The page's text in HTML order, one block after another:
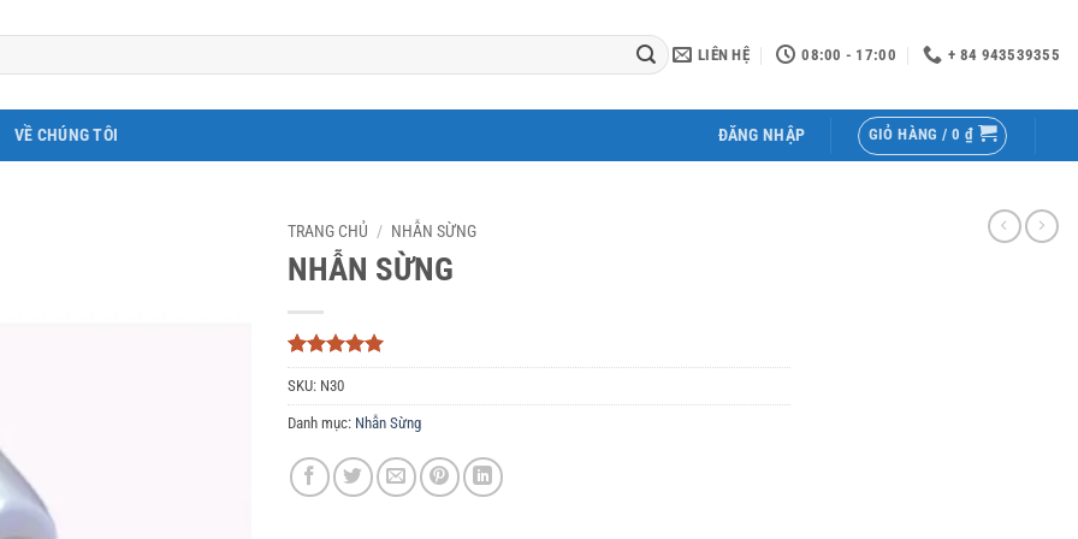
LIÊN HỆ 08:00 - 17:00 + 84 943539355
VỀ CHÚNG TÔI ĐĂNG NHẬP GIỎ HÀNG / 0 ₫
TRANG CHỦ / NHẪN SỪNG
NHẪN SỪNG
5trên 5
dựa trên
3
đánh giá
SKU: N30
Danh mục: Nhẫn Sừng